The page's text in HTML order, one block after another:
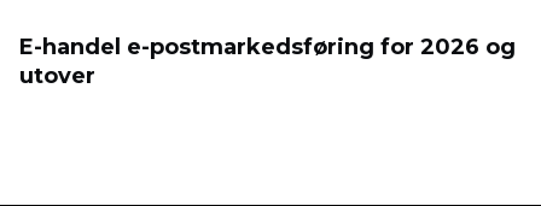
E-handel e-postmarkedsføring for 2026 og
utover